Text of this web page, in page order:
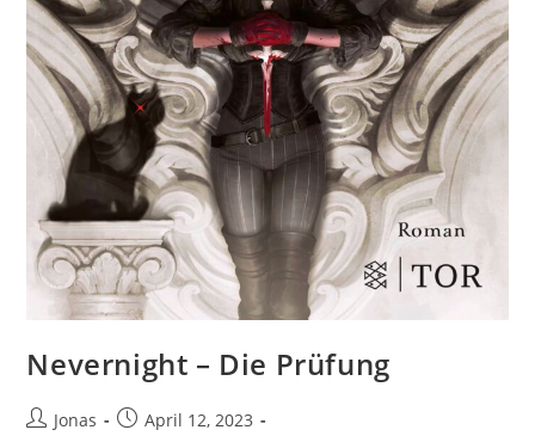
Nevernight – Die Prüfung
Jonas
April 12, 2023